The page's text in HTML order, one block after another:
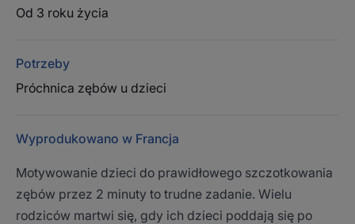
Od 3 roku życia
Potrzeby
Próchnica zębów u dzieci
Wyprodukowano w Francja
Motywowanie dzieci do prawidłowego szczotkowania
zębów przez 2 minuty to trudne zadanie. Wielu
rodziców martwi się, gdy ich dzieci poddają się po